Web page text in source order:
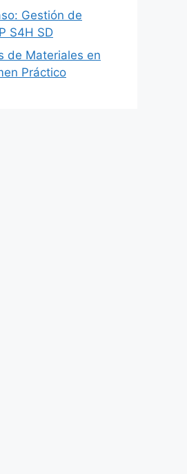
Gestión de
S4H SD
de Materiales en
Práctico